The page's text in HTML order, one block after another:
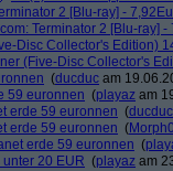
2 [Blu-ray] -
Terminator 2 [Blu-ray] -
Disc Collector's Edition)
(Five-Disc Collector's
(ducduc am
59 euronnen (playaz am
erde 59 euronnen (ducduc
erde 59 euronnen (
erde 59 euronnen (
20 EUR (playaz am